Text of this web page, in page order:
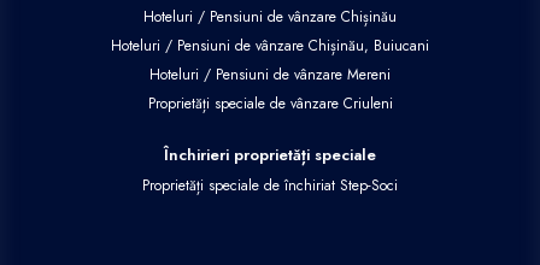
Hoteluri / Pensiuni de vânzare Chișinău
Hoteluri / Pensiuni de vânzare Chișinău, Buiucani
Hoteluri / Pensiuni de vânzare Mereni
Proprietăți speciale de vânzare Criuleni
Închirieri proprietăți speciale
Proprietăți speciale de închiriat Step-Soci